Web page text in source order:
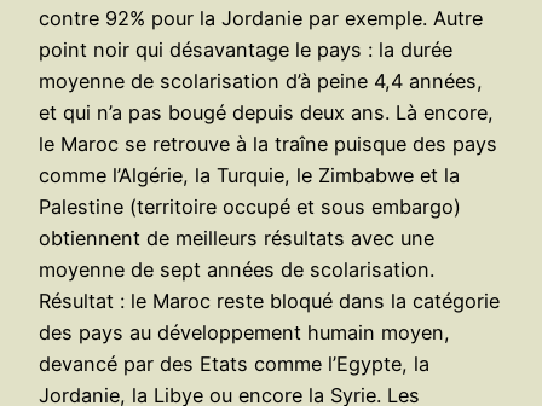
contre 92% pour la Jordanie par exemple. Autre
point noir qui désavantage le pays : la durée
moyenne de scolarisation d’à peine 4,4 années,
et qui n’a pas bougé depuis deux ans. Là encore,
le Maroc se retrouve à la traîne puisque des pays
comme l’Algérie, la Turquie, le Zimbabwe et la
Palestine (territoire occupé et sous embargo)
obtiennent de meilleurs résultats avec une
moyenne de sept années de scolarisation.
Résultat : le Maroc reste bloqué dans la catégorie
des pays au développement humain moyen,
devancé par des Etats comme l’Egypte, la
Jordanie, la Libye ou encore la Syrie. Les